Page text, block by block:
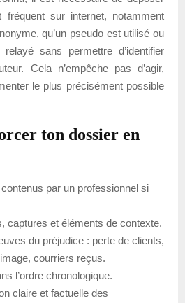
fréquent sur internet, notamment
qu’un pseudo est utilisé ou
sans permettre d’identifier
Cela n’empêche pas d’agir,
le plus précisément possible
ton dossier en
par un professionnel si
captures et éléments de contexte.
du préjudice : perte de clients,
courriers reçus.
l’ordre chronologique.
claire et factuelle des